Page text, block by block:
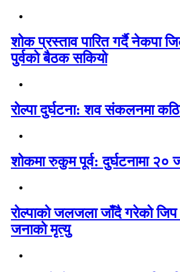
शोक प्रस्ताव पारित गर्दै नेकपा
पुर्वको बैठक सकियो
रोल्पा दुर्घटना: शव संकलनमा
शोकमा रुकुम पूर्व: दुर्घटनामा २०
रोल्पाको जलजला जाँदै गरेको जिप
जनाको मृत्यु